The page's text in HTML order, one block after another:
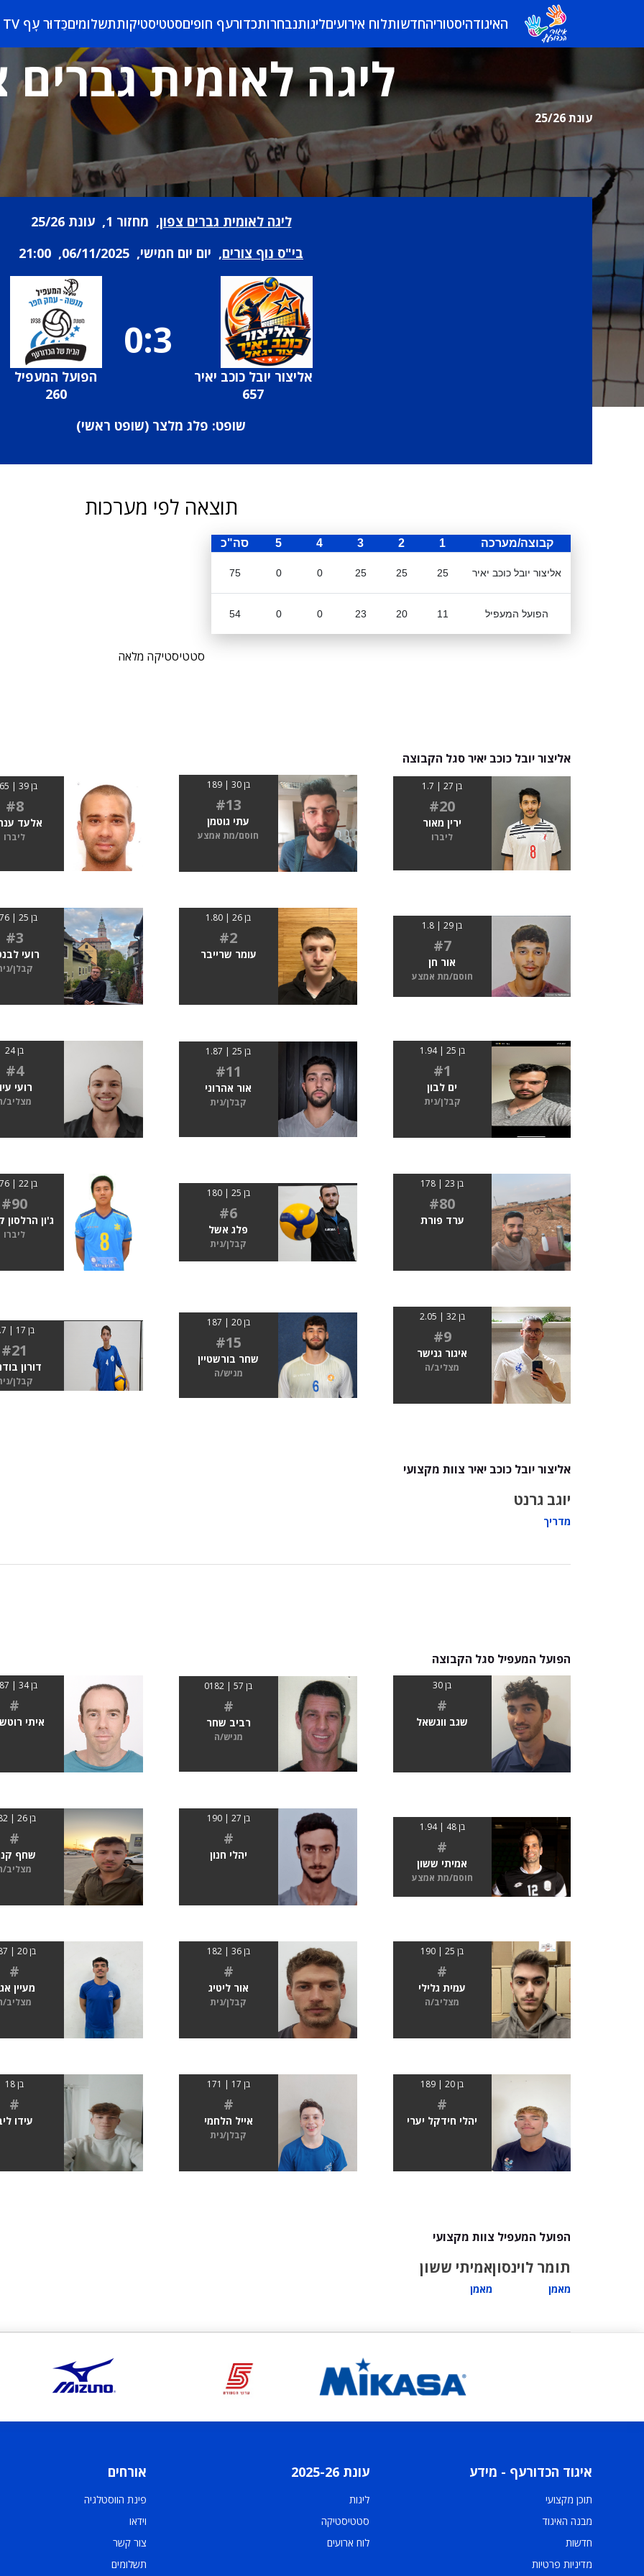
האיגודהיסטוריהחדשותלוח אירועיםליגותנבחרותכדורעף חופיםסטטיסטיקותתשלומיםכַּדוּר עָף TV
ליגה לאומית גברים
עונת 25/26
ליגה לאומית גברים צפון, מחזור 1, עונת 25/26
בי"ס נוף צורים, יום יום חמישי, 06/11/2025, 21:00
אליצור יובל כוכב יאיר
657
0:3
הפועל המעפיל
260
שופט: פלג מלצר (שופט ראשי)
תוצאה לפי מערכות
קבוצה/מערכה 1
2
3
4
5 סה"כ
אליצור יובל כוכב יאיר 25
25
25
0
0
75
הפועל המעפיל 11
20
23
0
0
54
סטטיסטיקה מלאה
אליצור יובל כוכב יאיר סגל הקבוצה
בן 27 | 1.7
#20
ירין מאור
ליברו
בן 30 | 189
#13
עתי גוטמן
חוסם/מת אמצע
בן 39 | 1.65
#8
אלעד
ליברו
בן 29 | 1.8
#7
אור חן
חוסם/מת אמצע
בן 26 | 1.80
#2
עומר שרייבר
בן 25 | 1.76
#3
רועי
קבלן/
בן 25 | 1.94
#1
ים לבון
קבלן/נית
בן 25 | 1.87
#11
אור אהרוני
קבלן/נית
בן 24
#4
רועי
מצליב/
בן 23 | 178
#80
ערד פורת
בן 25 | 180
#6
פלג אשל
קבלן/נית
בן 22 | 1.76
#90
ג'ון הרלסון
ליברו
בן 32 | 2.05
#9
איגור גנישר
מצליב/ה
בן 20 | 187
#15
שחר בורשטיין
מגיש/ה
בן 17 | 1.7
#21
דורון
קבלן/
אליצור יובל כוכב יאיר צוות מקצועי
יוגב גרנט
מדריך
הפועל המעפיל סגל הקבוצה
בן 30
#
שגב ווגשאל
בן 57 | 0182
#
רביב שחר
מגיש/ה
בן 34 | 1.87
#
איתי
בן 48 | 1.94
#
אמיתי ששון
חוסם/מת אמצע
בן 27 | 190
#
יהלי חנון
בן 26 | 182
#
שחף
מצליב/
בן 25 | 190
#
עמית גלילי
מצליב/ה
בן 36 | 182
#
אור ליטיג
קבלן/נית
בן 20 | 187
#
מעיין
מצליב/
בן 20 | 189
#
יהלי חידקל יערי
בן 17 | 171
#
אייל הלחמי
קבלן/נית
בן 18
#
עידו
הפועל המעפיל צוות מקצועי
תומר לוינסון
מאמן
אמיתי ששון
מאמן
איגוד הכדורעף - מידע
תוכן מקצועי
מבנה האיגוד
חדשות
מדיניות פרטיות
עונת 2025-26
ליגות
סטטיסטיקה
לוח ארועים
אורחים
פינת הווסטלגיה
וידאו
צור קשר
תשלומים